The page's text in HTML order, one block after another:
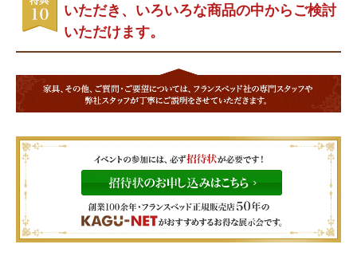
いただき、いろいろな商品の中からご検討
いただけます。